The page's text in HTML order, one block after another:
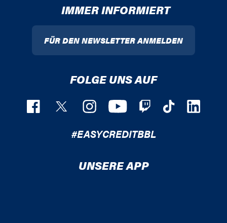
IMMER INFORMIERT
FÜR DEN NEWSLETTER ANMELDEN
FOLGE UNS AUF
#EASYCREDITBBL
UNSERE APP